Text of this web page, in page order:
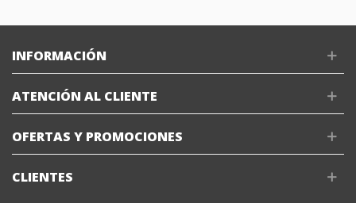
INFORMACIÓN
ATENCIÓN AL CLIENTE
OFERTAS Y PROMOCIONES
CLIENTES